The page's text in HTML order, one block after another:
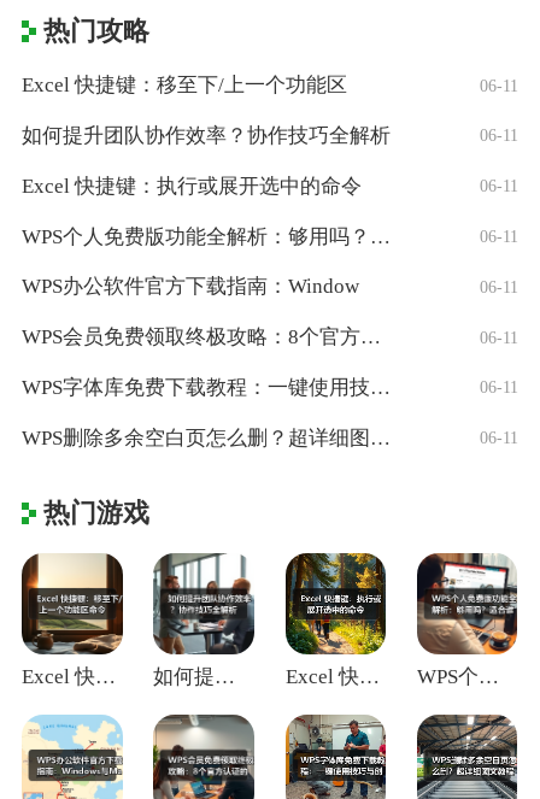
热门攻略
Excel 快捷键：移至下/上一个功能区 06-11
如何提升团队协作效率？协作技巧全解析 06-11
Excel 快捷键：执行或展开选中的命令 06-11
WPS个人免费版功能全解析：够用吗？适合 06-11
WPS办公软件官方下载指南：Window 06-11
WPS会员免费领取终极攻略：8个官方认证 06-11
WPS字体库免费下载教程：一键使用技巧与 06-11
WPS删除多余空白页怎么删？超详细图文教 06-11
热门游戏
Excel 快捷键：移至下/上一个功能区 如何提升团队协作效率？协作技巧全解析 Excel 快捷键：执行或展开选中的命令 WPS个人免费版功能全解析：够用吗？适合